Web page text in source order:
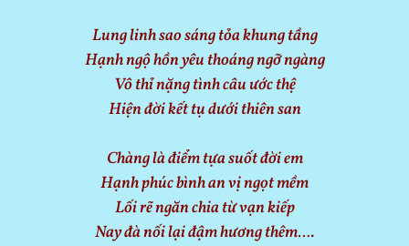
Lung linh sao sáng tỏa khung tầng
Hạnh ngộ hồn yêu thoáng ngỡ ngàng
Vô thỉ nặng tình câu ước thệ
Hiện đời kết tụ dưới thiên san
Chàng là điểm tựa suốt đời em
Hạnh phúc bình an vị ngọt mềm
Lối rẽ ngăn chia từ vạn kiếp
Nay đà nối lại đậm hương thêm….